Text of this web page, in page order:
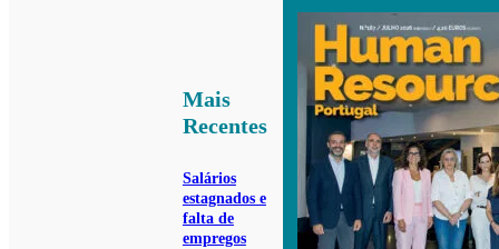
Mais
Recentes
Salários
estagnados e
falta de
empregos